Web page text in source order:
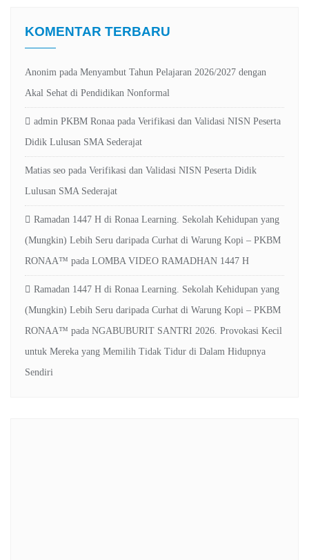
KOMENTAR TERBARU
Anonim pada Menyambut Tahun Pelajaran 2026/2027 dengan
Akal Sehat di Pendidikan Nonformal
admin PKBM Ronaa pada Verifikasi dan Validasi NISN Peserta
Didik Lulusan SMA Sederajat
Matias seo pada Verifikasi dan Validasi NISN Peserta Didik
Lulusan SMA Sederajat
Ramadan 1447 H di Ronaa Learning. Sekolah Kehidupan yang
(Mungkin) Lebih Seru daripada Curhat di Warung Kopi – PKBM
RONAA™ pada LOMBA VIDEO RAMADHAN 1447 H
Ramadan 1447 H di Ronaa Learning. Sekolah Kehidupan yang
(Mungkin) Lebih Seru daripada Curhat di Warung Kopi – PKBM
RONAA™ pada NGABUBURIT SANTRI 2026. Provokasi Kecil
untuk Mereka yang Memilih Tidak Tidur di Dalam Hidupnya
Sendiri